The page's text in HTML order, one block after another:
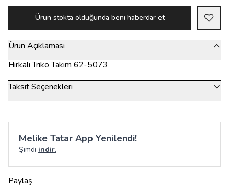
Ürün stokta olduğunda beni haberdar et
Ürün Açıklaması
Hırkalı Triko Takım 62-5073
Taksit Seçenekleri
Melike Tatar App Yenilendi!
Şimdi indir.
Paylaş